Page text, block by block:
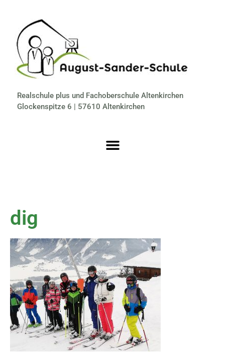
Realschule plus und Fachoberschule Altenkirchen
Glockenspitze 6 | 57610 Altenkirchen
dig